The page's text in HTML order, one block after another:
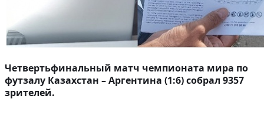
Четвертьфинальный матч чемпионата мира по
футзалу Казахстан – Аргентина (1:6) собрал 9357
зрителей.